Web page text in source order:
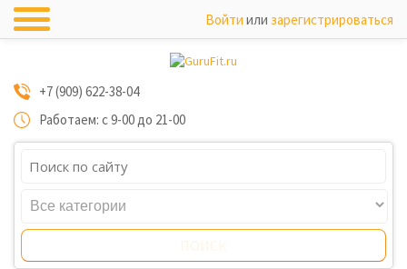
Войти или зарегистрироваться
+7 (909) 622-38-04
Работаем: с 9-00 до 21-00